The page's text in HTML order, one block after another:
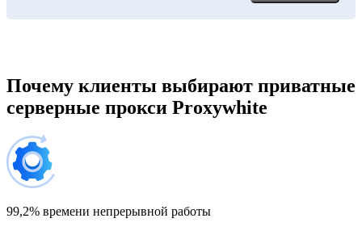
150 IP-адресов
скидка 12%
200 IP-адресов
696,00 $
1 032,00 $
Почему клиенты выбирают приватные
серверные прокси Proxywhite
99,2% времени непрерывной работы